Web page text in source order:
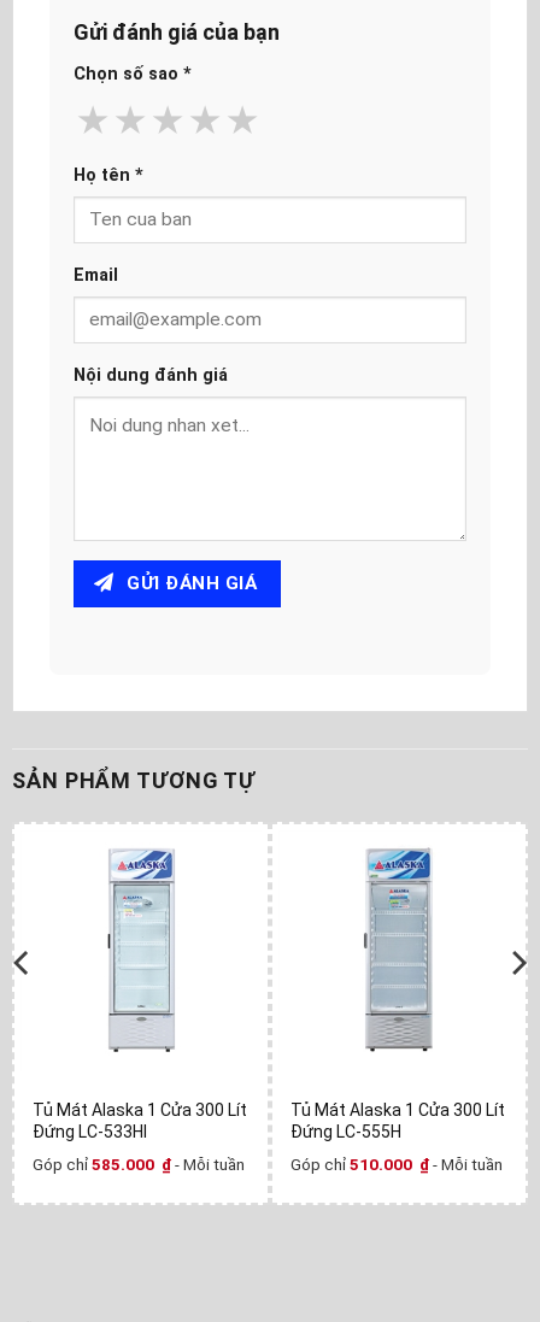
Gửi đánh giá của bạn
Chọn số sao *
★
★
★
★
★
Họ tên *
Email
Nội dung đánh giá
GỬI ĐÁNH GIÁ
SẢN PHẨM TƯƠNG TỰ
Tủ Mát Alaska 1 Cửa 300 Lít
Đứng LC-533HI
Góp chỉ585.000 ₫- Mỗi tuần
Tủ Mát Alaska 1 Cửa 300 Lít
Đứng LC-555H
Góp chỉ510.000 ₫- Mỗi tuần